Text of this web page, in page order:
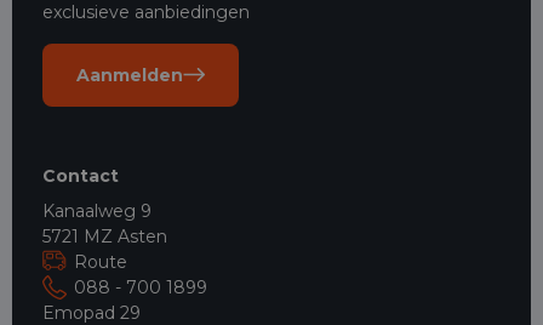
exclusieve aanbiedingen
Aanmelden
Contact
Kanaalweg 9
5721 MZ Asten
Route
088 - 700 1899
Emopad 29